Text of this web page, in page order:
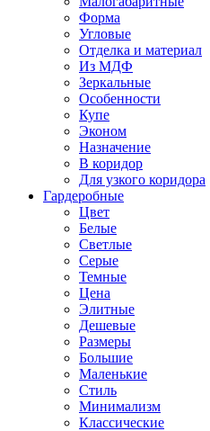
Форма
Угловые
Отделка и материал
Из МДФ
Зеркальные
Особенности
Купе
Эконом
Назначение
В коридор
Для узкого коридора
Гардеробные
Цвет
Белые
Светлые
Серые
Темные
Цена
Элитные
Дешевые
Размеры
Большие
Маленькие
Стиль
Минимализм
Классические